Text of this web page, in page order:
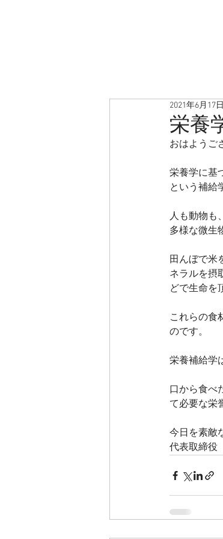
栄養
2021年6月17日
おはようご
栄養学に基
という補給
人も動物も
多様な微生
田んぼで米
ネラルを摂
どで生命を
これらの食
のです。
栄養補給学
口から食べ
て必要な栄
今日を素敵
代表取締役